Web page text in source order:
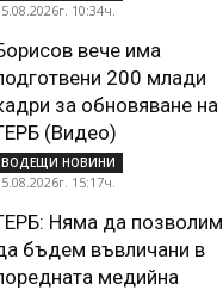
10:34ч.
вече има
200 млади
за обновяване на
(Видео)
ВОДЕЩИ НОВИНИ
15:17ч.
Няма да позволим
бъдем въвличани в
медийна